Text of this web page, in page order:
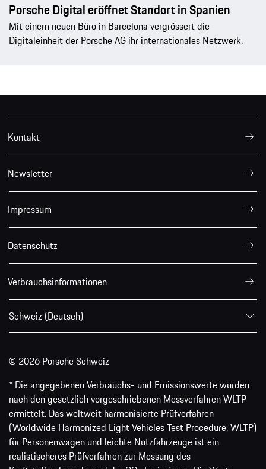
Porsche Digital eröffnet Standort in Spanien
Mit einem neuen Büro in Barcelona vergrössert die
Digitaleinheit der Porsche AG ihr internationales Netzwerk.
Kontakt
Newsletter
Impressum
Datenschutz
Verbrauchsinformationen
Schweiz (Deutsch)
© 2026 Porsche Schweiz
* Die angegebenen Verbrauchs- und Emissionswerte wurden
nach den gesetzlich vorgeschriebenen Messverfahren WLTP
ermittelt. Das weltweit harmonisierte Prüfverfahren
(Worldwide Harmonized Light Vehicles Test Procedure, WLTP)
für Personenwagen und leichte Nutzfahrzeuge ist ein
realistischeres Prüfverfahren zur Messung des